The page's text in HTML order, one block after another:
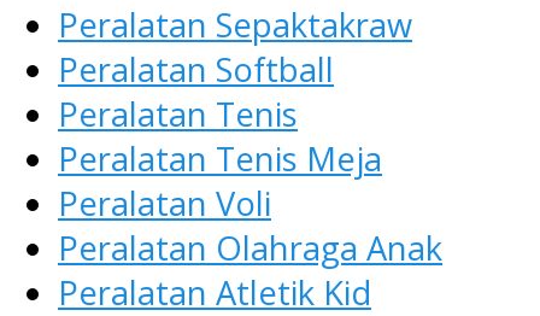
Peralatan Sepaktakraw
Peralatan Softball
Peralatan Tenis
Peralatan Tenis Meja
Peralatan Voli
Peralatan Olahraga Anak
Peralatan Atletik Kid